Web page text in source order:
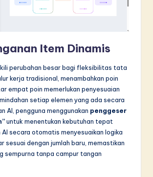
Item Dinamis
perubahan besar bagi fleksibilitas tata
kerja tradisional, menambahkan poin
empat poin memerlukan penyesuaian
setiap elemen yang ada secara
AI, pengguna menggunakan penggeser
untuk menentukan kebutuhan tepat
AI secara otomatis menyesuaikan logika
sesuai dengan jumlah baru, memastikan
sempurna tanpa campur tangan